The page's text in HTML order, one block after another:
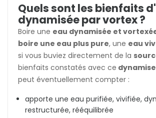
Quels sont les bienfaits
dynamisée par vortex ?
Boire une eau dynamisée et
boire une eau plus pure, une eau
si vous buviez directement de la
bienfaits constatés avec ce
peut éventuellement compter :
apporte une eau purifiée, vivifiée,
restructurée, rééquilibrée